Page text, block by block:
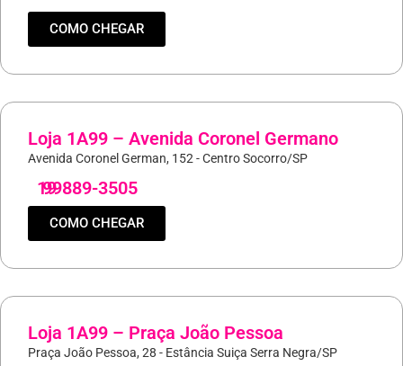
COMO CHEGAR
Loja 1A99 – Avenida Coronel Germano
Avenida Coronel German, 152 - Centro Socorro/SP
19
99889-3505
COMO CHEGAR
Loja 1A99 – Praça João Pessoa
Praça João Pessoa, 28 - Estância Suiça Serra Negra/SP